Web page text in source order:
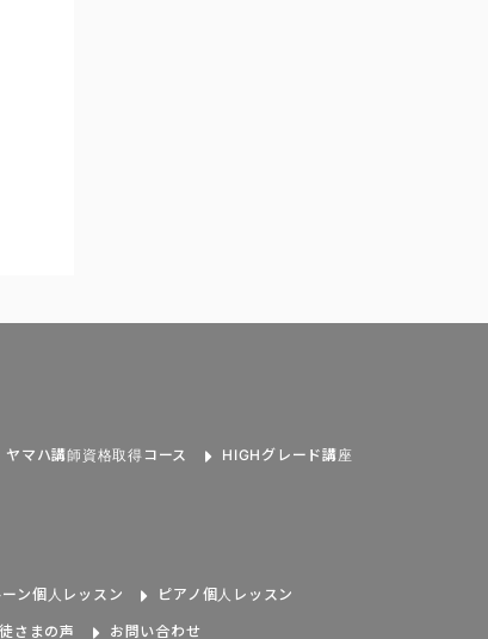
ヤマハ講師資格取得コース HIGHグレード講座
ン個人レッスン ピアノ個人レッスン
さまの声 お問い合わせ